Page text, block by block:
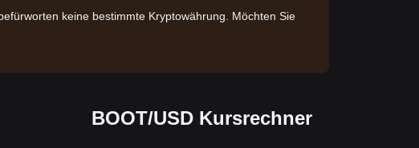
keine bestimmte Kryptowährung. Möchten Sie
BOOT/USD Kursrechner